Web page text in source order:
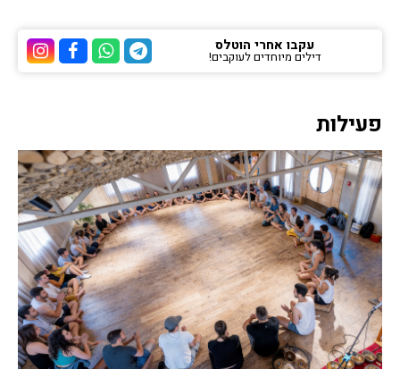
ערוץ ערוץ
ערוץ הוואטסאפ של
ערוץ הטלגרם של הוטלס
עקבו אחרי הוטלס
דילים מיוחדים לעוקבים!
פעילות